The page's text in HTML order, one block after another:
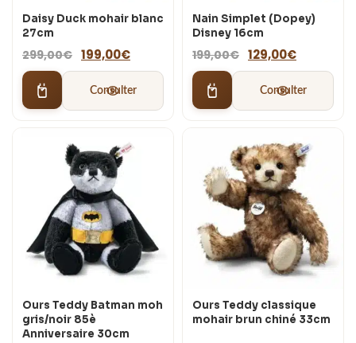
Daisy Duck mohair blanc
27cm
299,00€ Le
prix
initial
était :
299,00€.
199,00€Le
prix
actuel
est :
199,00€.
Consulter
Nain Simplet (Dopey)
Disney 16cm
199,00€ Le
prix
initial
était :
199,00€.
129,00€Le
prix
actuel
est :
129,00€.
Consulter
Ours Teddy Batman moh
gris/noir 85è
Anniversaire 30cm
Ours Teddy classique
mohair brun chiné 33cm